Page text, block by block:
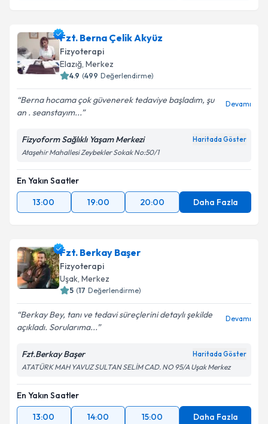
Fzt. Berna Çelik Akyüz
Fizyoterapi
Elazığ, Merkez
4.9 (499 Değerlendirme)
Berna hocama çok güvenerek tedaviye başladım, şu
an . seanstayım...
Devamı
Fizyoform Sağlıklı Yaşam Merkezi Haritada Göster
Ataşehir Mahallesi Zeybekler Sokak No:50/1
En Yakın Saatler
13:00
19:00 20:00 Daha Fazla
Fzt. Berkay Başer
Fizyoterapi
Uşak, Merkez
5 (17 Değerlendirme)
Berkay Bey, tanı ve tedavi süreçlerini detaylı şekilde
açıkladı. Sorularıma...
Devamı
Fzt.Berkay Başer Haritada Göster
ATATÜRK MAH YAVUZ SULTAN SELİM CAD. NO 95/A Uşak Merkez
En Yakın Saatler
13:00
14:00 15:00 Daha Fazla